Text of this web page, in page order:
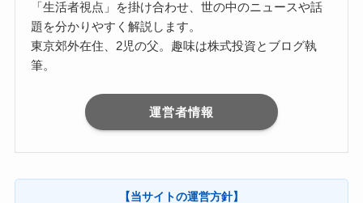
「生活者視点」を掛け合わせ、世の中のニュースや話
題を分かりやすく解説します。
東京郊外在住、2児の父。趣味は株式投資とブログ執
筆。
運営者情報
【当サイトの運営方針】